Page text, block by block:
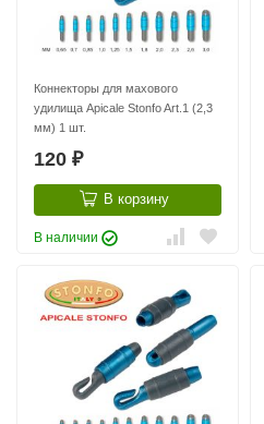
Коннекторы для махового
удилища Apicale Stonfo Art.1 (2,3
мм) 1 шт.
120 ₽
В корзину
В наличии